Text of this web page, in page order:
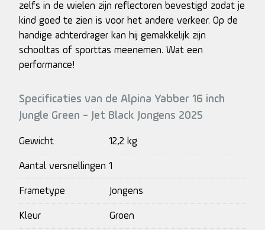
zelfs in de wielen zijn reflectoren bevestigd zodat je
kind goed te zien is voor het andere verkeer. Op de
handige achterdrager kan hij gemakkelijk zijn
schooltas of sporttas meenemen. Wat een
performance!
Specificaties van de Alpina Yabber 16 inch
Jungle Green - Jet Black Jongens 2025
Gewicht 12,2 kg
Aantal versnellingen 1
Frametype Jongens
Kleur Groen